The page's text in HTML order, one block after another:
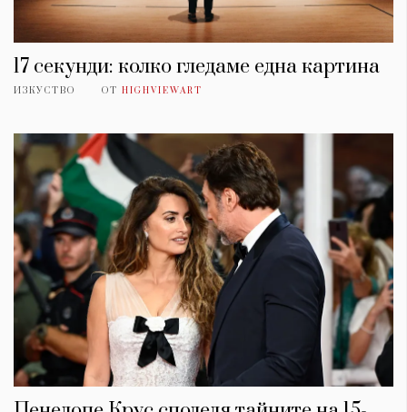
17 секунди: колко гледаме една картина
ИЗКУСТВО ОТ HIGHVIEWART